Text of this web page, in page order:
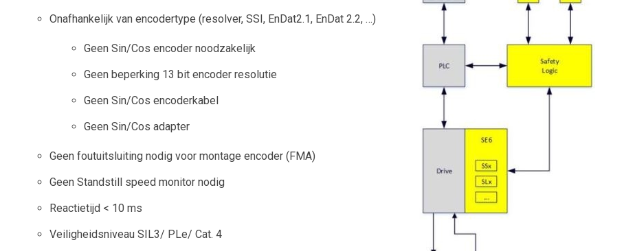
Onafhankelijk van encodertype (resolver, SSI, EnDat2.1, EnDat 2.2, …)
Geen Sin/Cos encoder noodzakelijk
Geen beperking 13 bit encoder resolutie
Geen Sin/Cos encoderkabel
Geen Sin/Cos adapter
Geen foutuitsluiting nodig voor montage encoder (FMA)
Geen Standstill speed monitor nodig
Reactietijd < 10 ms
Veiligheidsniveau SIL3/ PLe/ Cat. 4